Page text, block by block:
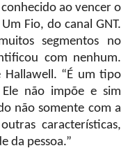
ao vencer o
Fio, do canal GNT.
segmentos no
com nenhum.
“É um tipo
não impõe e sim
não somente com a
características,
da pessoa.”